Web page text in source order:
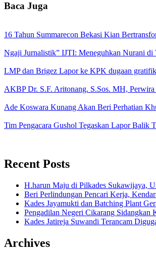
Baca Juga
16 Tahun Summarecon Bekasi Kian
Ngaji Jurnalistik” IJTI: Meneguhkan Nurani di
LMP dan Brigez Lapor ke KPK dugaan
AKBP Dr. S.F. Aritonang. S.Sos. MH,
Ade Koswara Kunang Akan Beri Perhatian
Tim Pengacara Gushol Tegaskan Lapor Balik
Recent Posts
H.harun Maju di Pilkades Sukawijaya,
Beri Perlindungan Pencari Kerja,
Kades Jayamukti dan Batching Plant
Pengadilan Negeri Cikarang Sidangkan
Kades Jatireja Suwandi Terancam
Archives